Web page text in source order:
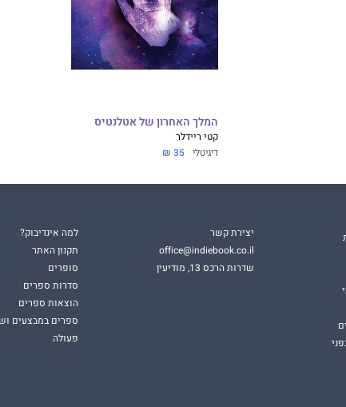
המלך האחרון של אטלנטיס
קטי ריידלר
דיגיטלי 35 ₪
יצירת קשר
office@indiebook.co.il
שדרות הרכס 13, מודיעין
למה אינדיבוק?
תקנון האתר
סופרים
סדרות ספרים
הוצאות ספרים
ספרים במבצעים
פעולה